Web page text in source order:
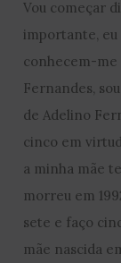
Vou começar
importante, eu
conhecem-me
Fernandes,
de Adelino
cinco em
a minha mãe
morreu em
sete e faço
mãe nascida